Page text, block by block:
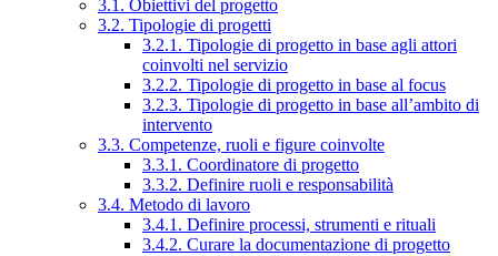
3.1. Obiettivi del progetto
3.2. Tipologie di progetti
3.2.1. Tipologie di progetto in base agli attori
coinvolti nel servizio
3.2.2. Tipologie di progetto in base al focus
3.2.3. Tipologie di progetto in base all’ambito di
intervento
3.3. Competenze, ruoli e figure coinvolte
3.3.1. Coordinatore di progetto
3.3.2. Definire ruoli e responsabilità
3.4. Metodo di lavoro
3.4.1. Definire processi, strumenti e rituali
3.4.2. Curare la documentazione di progetto